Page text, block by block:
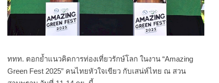
ททท. ตอกย้ำแนวคิดการท่องเที่ยวรักษ์โลก ในงาน “Amazing
Green Fest 2025” คนไทยหัวใจเขียว กับเสน่ห์ไทย ณ สวน